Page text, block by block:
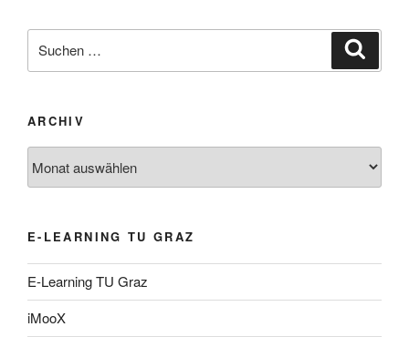
nach:
ARCHIV
E-LEARNING TU GRAZ
E-Learning TU Graz
iMooX